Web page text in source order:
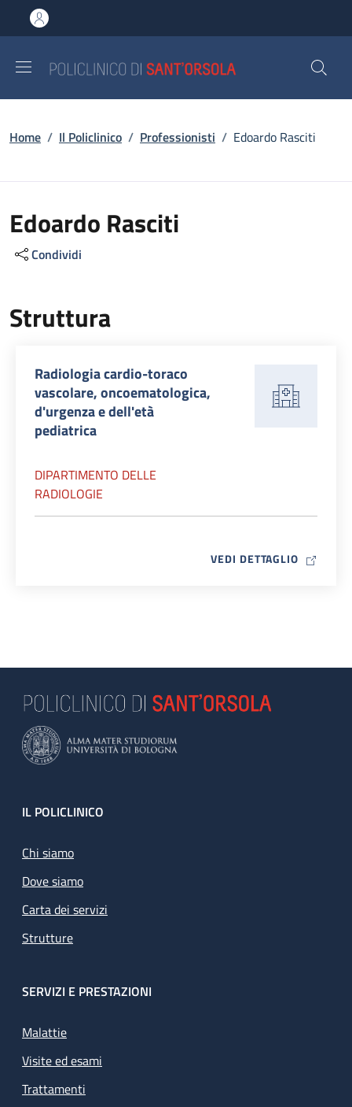
al contenuto principale
to footer content
Briciole di pane
Home / Il Policlinico / Professionisti / Edoardo Rasciti
Edoardo Rasciti
Condividi
Struttura
Radiologia cardio-toraco
vascolare, oncoematologica,
d'urgenza e dell'età
pediatrica
DIPARTIMENTO DELLE
RADIOLOGIE
VEDI DETTAGLIO MAP ICON
Footer
IL POLICLINICO
Chi siamo
Dove siamo
Carta dei servizi
Strutture
SERVIZI E PRESTAZIONI
Malattie
Visite ed esami
Trattamenti